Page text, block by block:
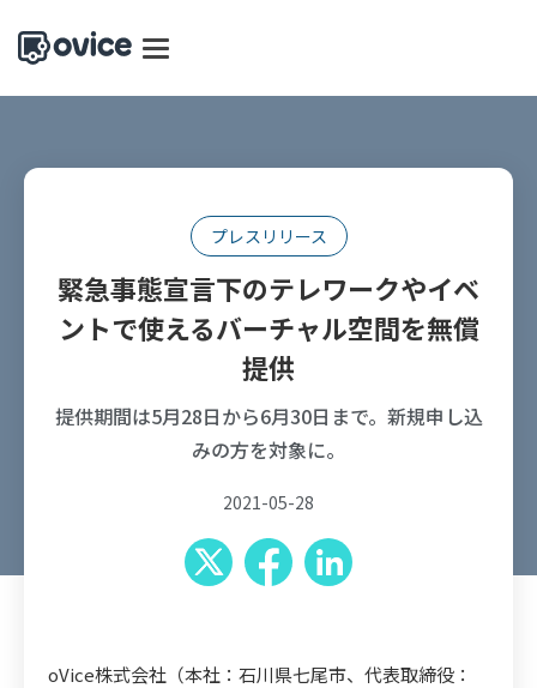
プレスリリース
緊急事態宣言下のテレワークやイベ
ントで使えるバーチャル空間を無償
提供
提供期間は5月28日から6月30日まで。新規申し込
みの方を対象に。
2021-05-28
oVice株式会社（本社：石川県七尾市、代表取締役：